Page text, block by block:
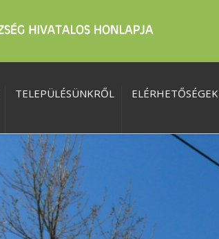
TELEPÜLÉSÜNKRŐL ELÉRHETŐSÉGEK